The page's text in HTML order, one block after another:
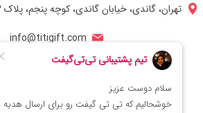
تهران، گاندی، خیابان گاندی، کوچه پنجم، پلاک 22، طبقه: 7، واحد 702
info@titigift.com
شماره تماس ایران: 02166066403
شماره تماس آمریکا: 0014088054942